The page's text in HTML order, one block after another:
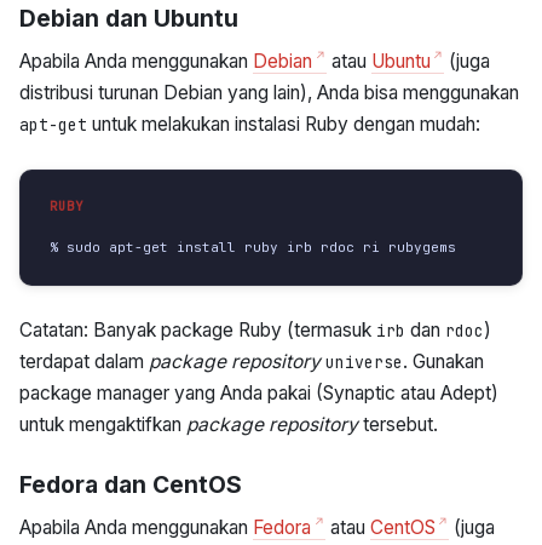
Debian dan Ubuntu
Apabila Anda menggunakan Debian atau Ubuntu
(juga
distribusi turunan Debian yang lain), Anda bisa menggunakan
apt-get untuk melakukan instalasi Ruby dengan mudah:
% sudo apt-get install ruby irb rdoc ri rubygems
Catatan: Banyak package Ruby (termasuk irb dan rdoc)
terdapat dalam package repository universe. Gunakan
package manager yang Anda pakai (Synaptic atau Adept)
untuk mengaktifkan package repositorytersebut.
Fedora dan CentOS
Apabila Anda menggunakan Fedora atau CentOS
(juga